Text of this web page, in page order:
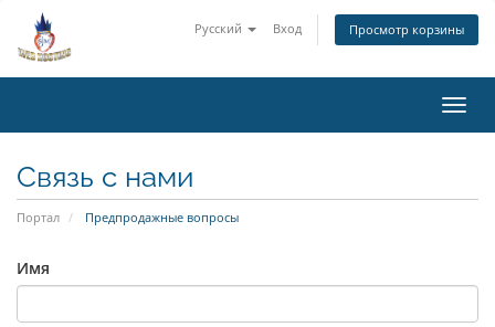
Русский Вход Просмотр корзины
Связь с нами
Портал Предпродажные вопросы
Имя